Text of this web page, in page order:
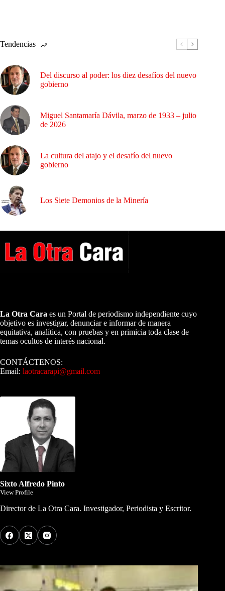
Tendencias
Del discurso al poder: los diez desafíos del nuevo
gobierno
Miguel Santamaría Dávila, marzo de 1933 – julio
de 2026
La cultura del atajo y el desafío del nuevo
gobierno
Los Siete Demonios de la Minería
La Otra Cara es un Portal de periodismo independiente cuyo
objetivo es investigar, denunciar e informar de manera
equitativa, analítica, con pruebas y en primicia toda clase de
temas ocultos de interés nacional.
CONTÁCTENOS:
Email: laotracarapi@gmail.com
Sixto Alfredo Pinto
View Profile
Director de La Otra Cara. Investigador, Periodista y Escritor.